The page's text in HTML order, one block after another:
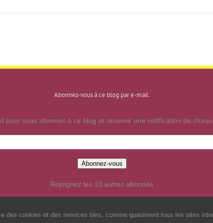
Abonnez-vous à ce blog par e-mail.
pour vous abonner à ce blog et recevoir une notification de
Abonnez-vous
Rejoignez les 10 autres abonnés
des cookies et des services tiers, comme quasiment tous les sites